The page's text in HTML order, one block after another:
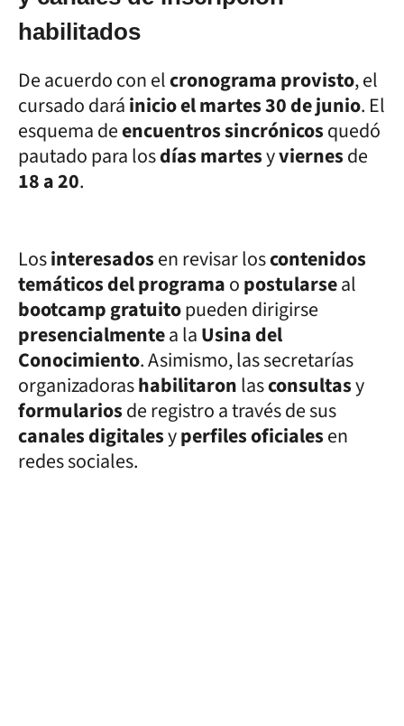
habilitados
De acuerdo con elcronograma provisto, el
cursado daráinicio el martes 30 de junio. El
esquema deencuentros sincrónicosquedó
pautado para losdías martesyviernesde
18 a 20.
Losinteresadosen revisar loscontenidos
temáticos del programaopostularseal
bootcamp gratuitopueden dirigirse
presencialmentea laUsina del
Conocimiento. Asimismo, las secretarías
organizadorashabilitaronlasconsultasy
formulariosde registro a través de sus
canales digitalesyperfiles oficialesen
redes sociales.